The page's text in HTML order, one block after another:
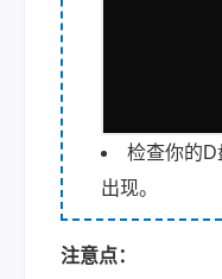
检查你的D
出现。
注意点：